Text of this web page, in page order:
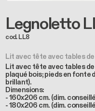
Legnoletto
cod. LL8
Lit avec tête avec tables
Lit avec tête avec tables
plaqué bois; pieds en fonte
brillant).
Dimensions:
- 160x206 cm. (dim.
- 180x206 cm. (dim.